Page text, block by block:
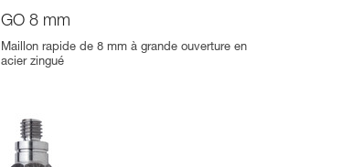
GO 8 mm
Maillon rapide de 8 mm à grande ouverture en
acier zingué